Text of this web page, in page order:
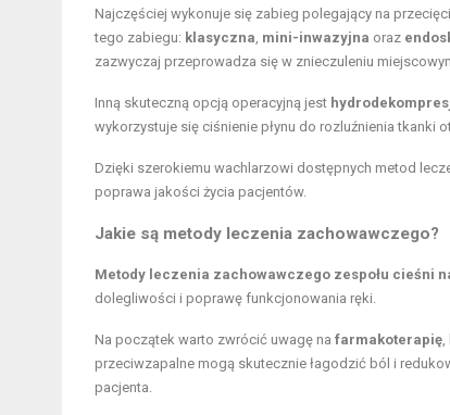
Najczęściej wykonuje się zabieg polegający na
tego zabiegu: klasyczna, mini-inwazyjna oraz
zazwyczaj przeprowadza się w znieczuleniu
Inną skuteczną opcją operacyjną jest
wykorzystuje się ciśnienie płynu do rozluźnienia tkanki
Dzięki szerokiemu wachlarzowi dostępnych metod
poprawa jakości życia pacjentów.
Jakie są metody leczenia zachowawczego?
Metody leczenia zachowawczego zespołu cieśni
dolegliwości i poprawę funkcjonowania ręki.
Na początek warto zwrócić uwagę na farmakoterapię,
przeciwzapalne mogą skutecznie łagodzić ból i
pacjenta.